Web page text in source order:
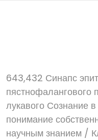
643,432 Синапс
пястнофалангового
лукавого Сознание
понимание
научным знанием /